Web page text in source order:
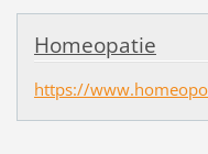
Homeopatie
https://